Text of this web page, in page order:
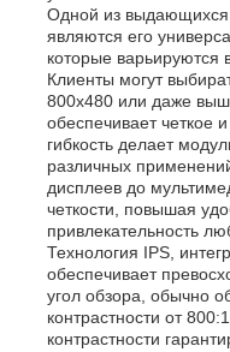
Одной из выдающихся
являются его
которые варьируются
Клиенты могут
800x480 или даже
обеспечивает четкое
гибкость делает
различных
дисплеев до
четкости, повышая
привлекательность
Технология IPS,
обеспечивает
угол обзора, обычно
контрастности от
контрастности